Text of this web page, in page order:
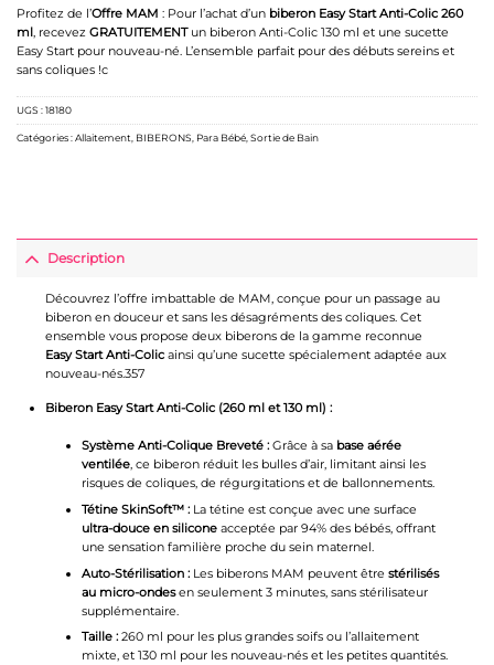
Profitez de l’Offre MAM : Pour l’achat d’un biberon Easy Start Anti-Colic 260
ml, recevez GRATUITEMENTun biberon Anti-Colic 130 ml et une sucette
Easy Start pour nouveau-né. L’ensemble parfait pour des débuts sereins et
sans coliques !c
UGS :18180
Catégories :Allaitement BIBERONS Para Bébé Sortie de Bain
Description
Découvrez l’offre imbattable de MAM, conçue pour un passage au
biberon en douceur et sans les désagréments des coliques. Cet
ensemble vous propose deux biberons de la gamme reconnue
Easy Start Anti-Colicainsi qu’une sucette spécialement adaptée aux
nouveau-nés.357
Biberon Easy Start Anti-Colic (260 ml et 130 ml) :
Système Anti-Colique Breveté : Grâce à sa base aérée
ventilée, ce biberon réduit les bulles d’air, limitant ainsi les
risques de coliques, de régurgitations et de ballonnements.
Tétine SkinSoft™ : La tétine est conçue avec une surface
ultra-douce en silicone acceptée par 94% des bébés, offrant
une sensation familière proche du sein maternel.
Auto-Stérilisation : Les biberons MAM peuvent êtrestérilisés
au micro-ondesen seulement 3 minutes, sans stérilisateur
supplémentaire.
Taille : 260 ml pour les plus grandes soifs ou l’allaitement
mixte, et 130 ml pour les nouveau-nés et les petites quantités.